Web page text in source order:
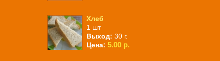
Хлеб
1 шт
Выход: 30 г.
Цена: 5.00 р.